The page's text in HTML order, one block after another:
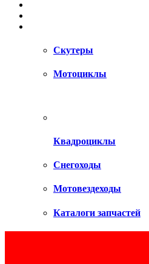
Скутеры
Мотоциклы
Квадроциклы
Снегоходы
Мотовездеходы
Каталоги запчастей